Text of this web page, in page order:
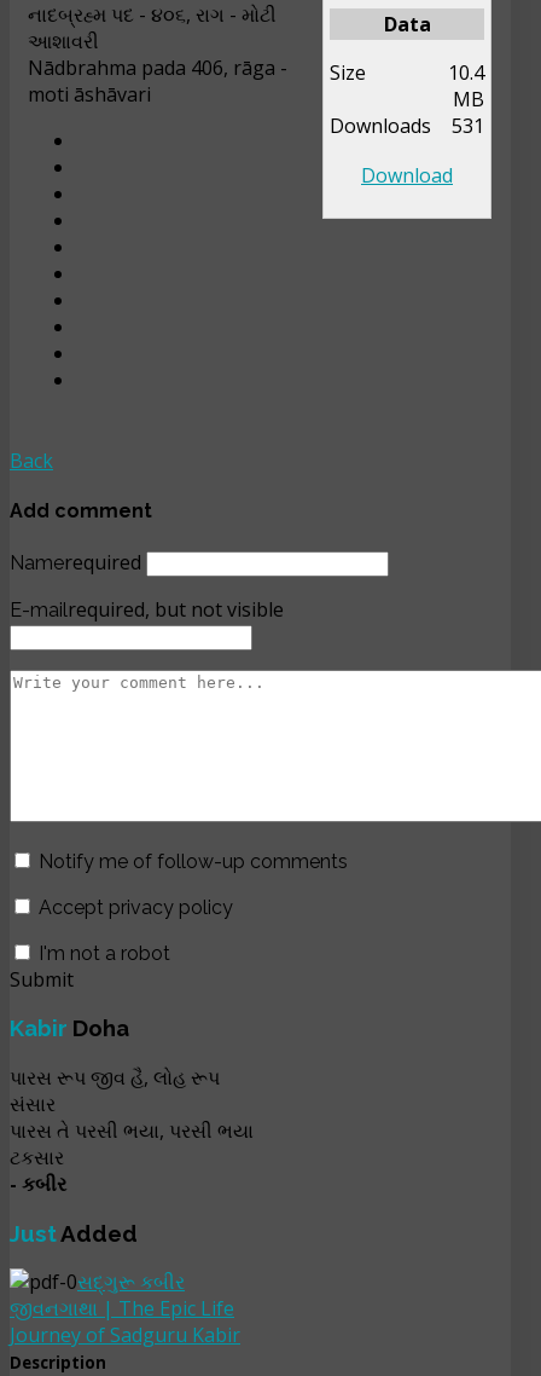
નાદબ્રહ્મ પદ - ૪૦૬, રાગ - મોટી
આશાવરી
Nādbrahma pada 406, rāga -
moti āshāvari
Data
Size
10.4
MB
Downloads
531
Download
Back
Add comment
Namerequired
E-mail required, but not visible
Notify me of follow-up comments
Accept privacy policy
I'm not a robot
Submit
Kabir Doha
પારસ રૂપ જીવ હૈ, લોહ રૂપ
સંસાર
પારસ તે પરસી ભયા, પરસી ભયા
ટકસાર
- કબીર
JustAdded
સદ્‌ગુરૂ કબીર
જીવનગાથા | The Epic Life
Journey of Sadguru Kabir
Description